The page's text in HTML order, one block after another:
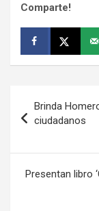
Comparte!
de
Brinda
ciudadanos
Presentan libro